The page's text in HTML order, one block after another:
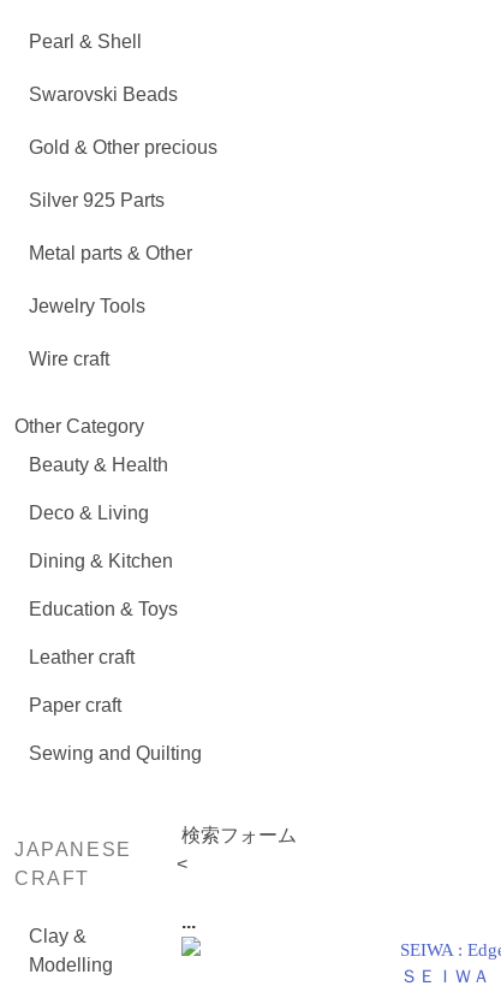
Pearl & Shell
Swarovski Beads
Gold & Other precious
Silver 925 Parts
Metal parts & Other
Jewelry Tools
Wire craft
Other Category
Beauty & Health
Deco & Living
Dining & Kitchen
Education & Toys
Leather craft
Paper craft
Sewing and Quilting
JAPANESE
CRAFT
Clay &
Modelling
検索フォーム
<
...
SEIWA :
ＳＥＩＷＡ